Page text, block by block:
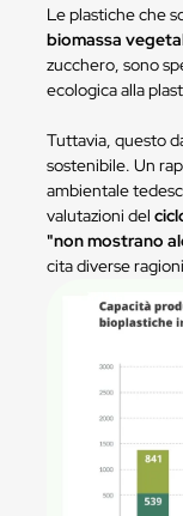
Le plastiche che
biomassa
zucchero, sono
ecologica alla
Tuttavia, questo
sostenibile. Un
ambientale
valutazioni del
"non mostrano
cita diverse